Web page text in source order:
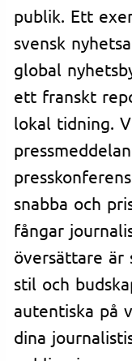
publik. Ett
svensk
global
ett franskt
lokal tidning.
snabba och
fångar
översättare är
stil och
autentiska på
dina